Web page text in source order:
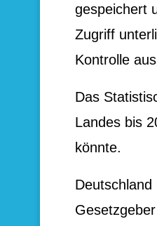
gespeichert
Zugriff
Kontrolle
Das
Landes bis
könnte.